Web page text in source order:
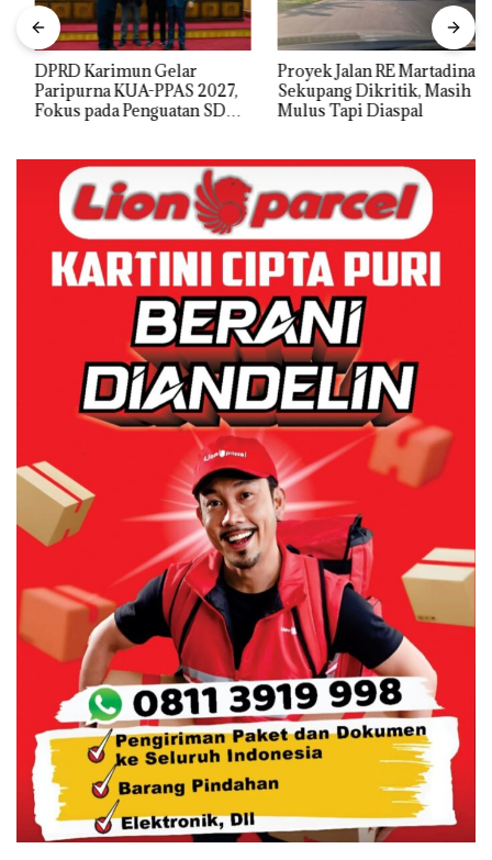
DPRD Karimun Gelar
Paripurna KUA-PPAS 2027,
Fokus pada Penguatan SDM,
Proyek Jalan RE Martadinata
Sekupang Dikritik, Masih
Mulus Tapi Diaspal